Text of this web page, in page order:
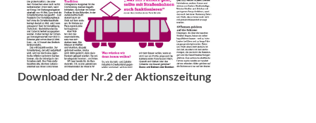
Download der Nr.2 der Aktionszeitung